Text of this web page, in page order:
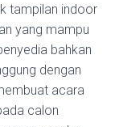
tampilan indoor
yang mampu
bahkan
dengan
acara
calon